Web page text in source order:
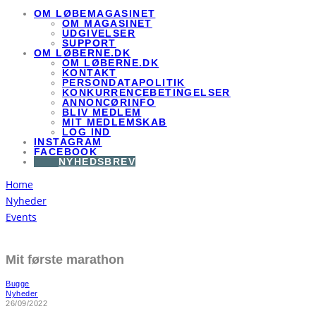
OM LØBEMAGASINET
OM MAGASINET
UDGIVELSER
SUPPORT
OM LØBERNE.DK
OM LØBERNE.DK
KONTAKT
PERSONDATAPOLITIK
KONKURRENCEBETINGELSER
ANNONCØRINFO
BLIV MEDLEM
MIT MEDLEMSKAB
LOG IND
INSTAGRAM
FACEBOOK
NYHEDSBREV
Home
Nyheder
Events
Mit første marathon
Bugge
Nyheder
26/09/2022